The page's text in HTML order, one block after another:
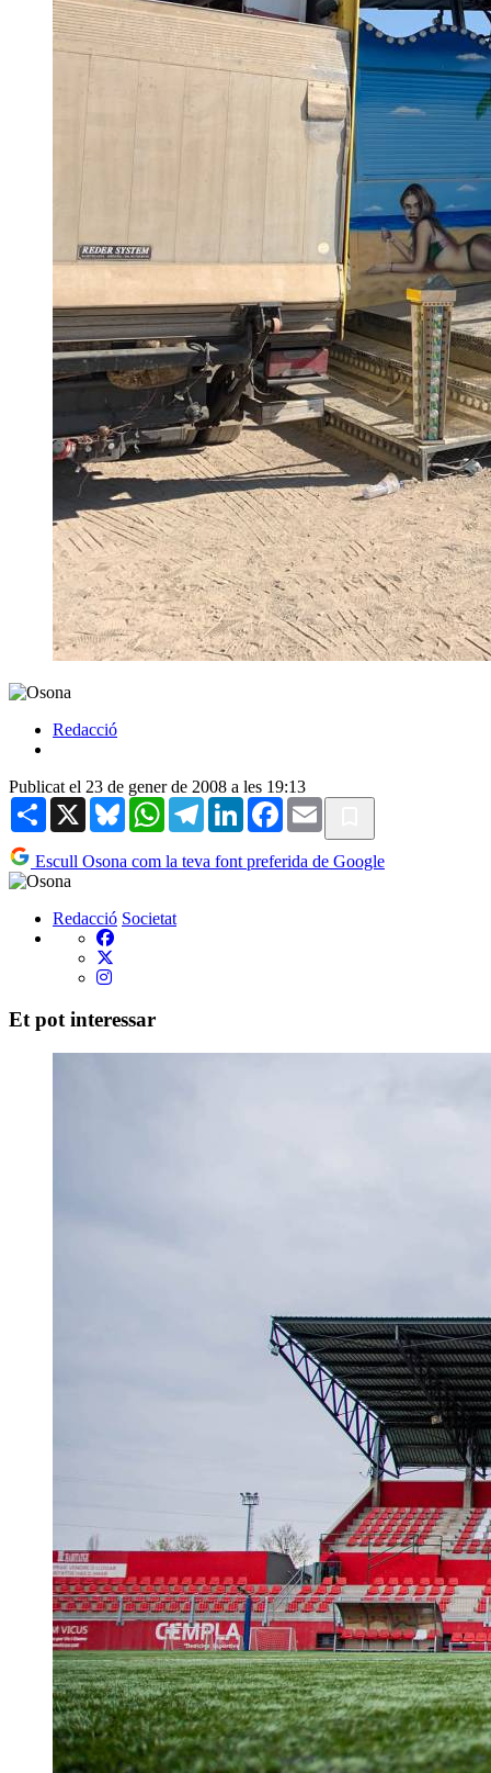
Redacció
Publicat el 23 de gener de 2008 a les 19:13
Share X BlueskyWhatsAppTelegramLinkedInFacebook
Email
Escull Osona com la teva font preferida de Google
Redacció Societat
Et pot interessar